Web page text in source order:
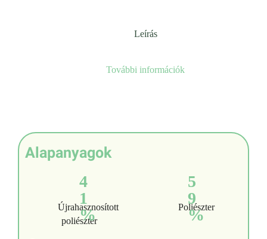
Leírás
További információk
Alapanyagok
4
1
%
Újrahasznosított
poliészter
5
9
%
Poliészter